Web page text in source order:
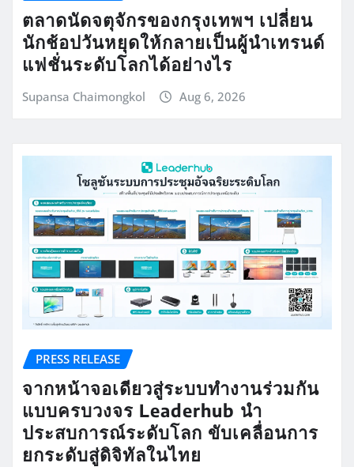
ตลาดนัดจตุจักรของกรุงเทพฯ เปลี่ยน
นักช้อปวันหยุดให้กลายเป็นผู้นำเทรนด์
แฟชั่นระดับโลกได้อย่างไร
Supansa Chaimongkol Aug 6, 2026
PRESS RELEASE
จากหน้าจอเดียวสู่ระบบทำงานร่วมกัน
แบบครบวงจร Leaderhub นำ
ประสบการณ์ระดับโลก ขับเคลื่อนการ
ยกระดับสู่ดิจิทัลในไทย